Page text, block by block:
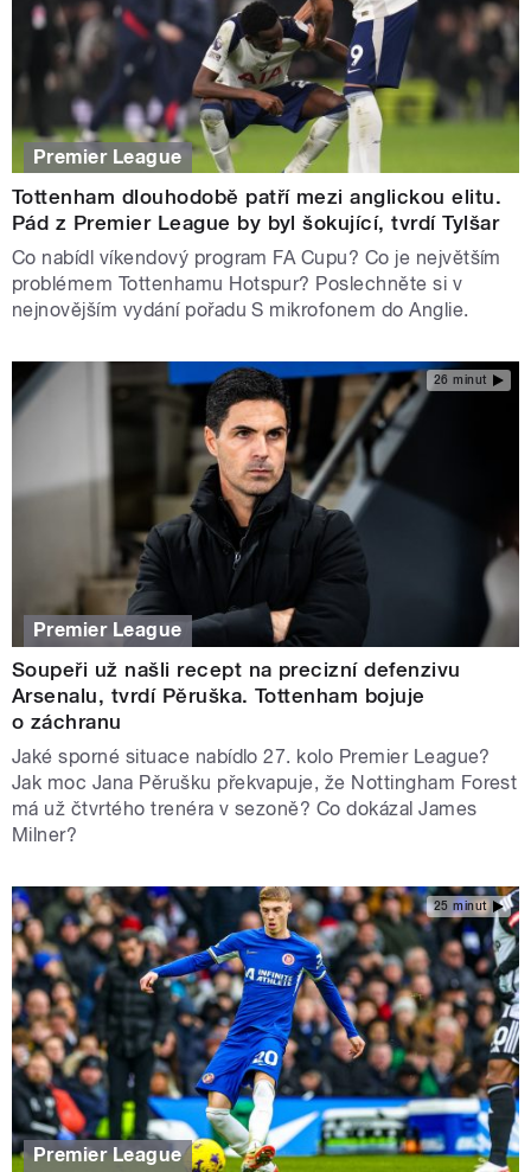
Premier League
Tottenham dlouhodobě patří mezi anglickou elitu.
Pád z Premier League by byl šokující, tvrdí Tylšar
Co nabídl víkendový program FA Cupu? Co je největším
problémem Tottenhamu Hotspur? Poslechněte si v
nejnovějším vydání pořadu S mikrofonem do Anglie.
26 minut
Premier League
Soupeři už našli recept na precizní defenzivu
Arsenalu, tvrdí Pěruška. Tottenham bojuje
o záchranu
Jaké sporné situace nabídlo 27. kolo Premier League?
Jak moc Jana Pěrušku překvapuje, že Nottingham Forest
má už čtvrtého trenéra v sezoně? Co dokázal James
Milner?
25 minut
Premier League